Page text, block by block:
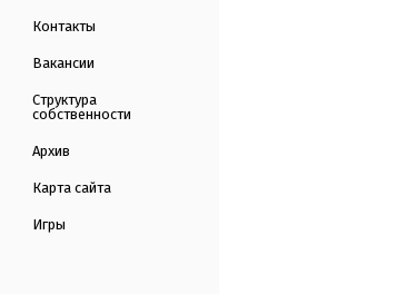
Контакты
Вакансии
Структура
собственности
Архив
Карта сайта
Игры